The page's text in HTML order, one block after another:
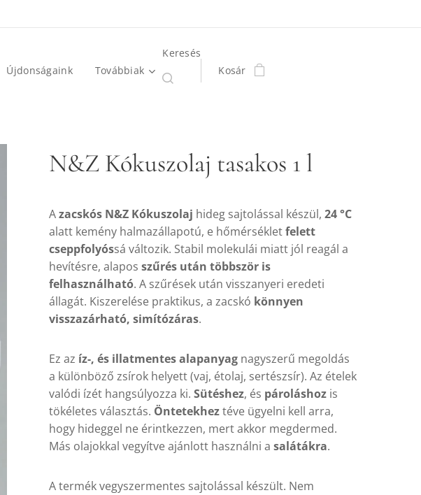
Újdonságaink Továbbiak
Keresés
Kosár
N&Z Kókuszolaj tasakos 1 l
Azacskós N&Z Kókuszolaj hideg sajtolással készül, 24 °C
alatt kemény halmazállapotú, e hőmérsékletfelett
cseppfolyóssá változik. Stabil molekulái miatt jól reagál a
hevítésre, alapos szűrés után többször is
felhasználható. A szűrések után visszanyeri eredeti
állagát. Kiszerelése praktikus, a zacskó könnyen
visszazárható, simítózáras.
Ez az íz-, és illatmentes alapanyag nagyszerű megoldás
a különböző zsírok helyett (vaj, étolaj, sertészsír). Az ételek
valódi ízét hangsúlyozza ki. Sütéshez, és pároláshoz is
tökéletes választás. Öntetekheztéve ügyelni kell arra,
hogy hideggel ne érintkezzen, mert akkor megdermed.
Más olajokkal vegyítve ajánlott használni a salátákra.
A termék vegyszermentes sajtolással készült. Nem